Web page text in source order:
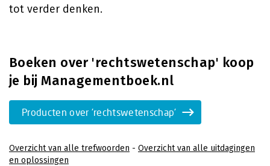
tot verder denken.
Boeken over 'rechtswetenschap' koop
je bij Managementboek.nl
Producten over 'rechtswetenschap'
Overzicht van alle trefwoorden - Overzicht van alle uitdagingen
en oplossingen